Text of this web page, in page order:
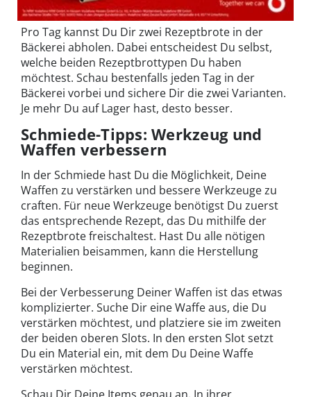
Pro Tag kannst Du Dir zwei Rezeptbrote in der
Bäckerei abholen. Dabei entscheidest Du selbst,
welche beiden Rezeptbrottypen Du haben
möchtest. Schau bestenfalls jeden Tag in der
Bäckerei vorbei und sichere Dir die zwei Varianten.
Je mehr Du auf Lager hast, desto besser.
Schmiede-Tipps: Werkzeug und
Waffen verbessern
In der Schmiede hast Du die Möglichkeit, Deine
Waffen zu verstärken und bessere Werkzeuge zu
craften. Für neue Werkzeuge benötigst Du zuerst
das entsprechende Rezept, das Du mithilfe der
Rezeptbrote freischaltest. Hast Du alle nötigen
Materialien beisammen, kann die Herstellung
beginnen.
Bei der Verbesserung Deiner Waffen ist das etwas
komplizierter. Suche Dir eine Waffe aus, die Du
verstärken möchtest, und platziere sie im zweiten
der beiden oberen Slots. In den ersten Slot setzt
Du ein Material ein, mit dem Du Deine Waffe
verstärken möchtest.